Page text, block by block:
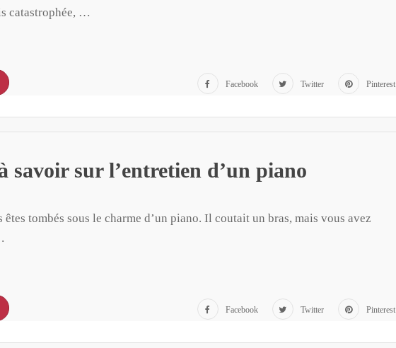
catastrophée, …
Facebook Twitter Pinterest
savoir sur l’entretien d’un piano
êtes tombés sous le charme d’un piano. Il coutait un bras, mais vous avez
Facebook Twitter Pinterest